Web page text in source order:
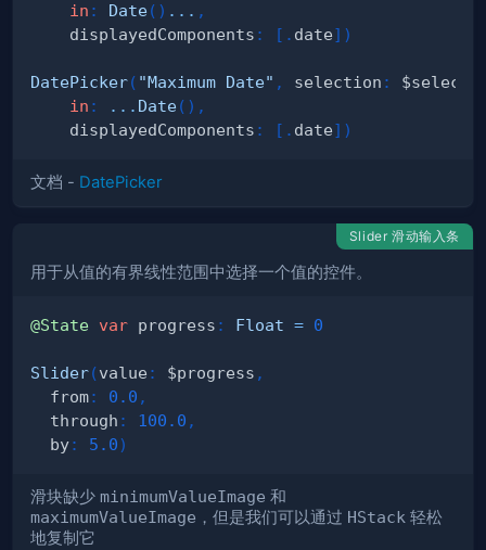
in : Date( ) ... ,
    displayedComponents
: [ . date] )
DatePicker( "Maximum Date" , selection :
in : ... Date( ) ,
    displayedComponents
: [ . date] )
文档 - DatePicker
Slider 滑动输入条
用于从值的有界线性范围中选择一个值的控件。
@State var progress : Float = 0
Slider(value : $progress ,
  from
: 0.0 ,
  through
: 100.0 ,
  by
: 5.0)
滑块缺少 minimumValueImage 和
maximumValueImage ，但是我们可以通过 HStack 轻松
地复制它